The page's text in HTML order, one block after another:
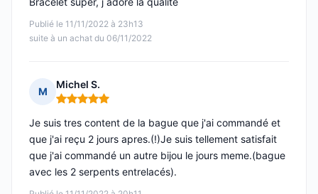
Publié le 11/11/2022 à 23h13
suite à un achat du 06/11/2022
M
Michel S.
Note : 5 sur 5
Je suis tres content de la bague que j'ai commandé et
que j'ai reçu 2 jours apres.(!)Je suis tellement satisfait
que j'ai commandé un autre bijou le jours meme.(bague
avec les 2 serpents entrelacés).